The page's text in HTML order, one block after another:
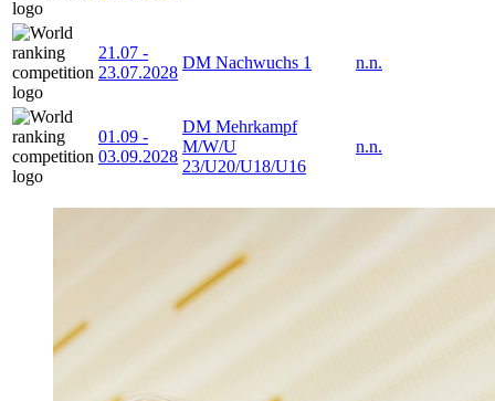
21.07 -
23.07.2028
DM Nachwuchs 1 n.n.
01.09 -
03.09.2028
DM Mehrkampf
M/W/U
23/U20/U18/U16
n.n.